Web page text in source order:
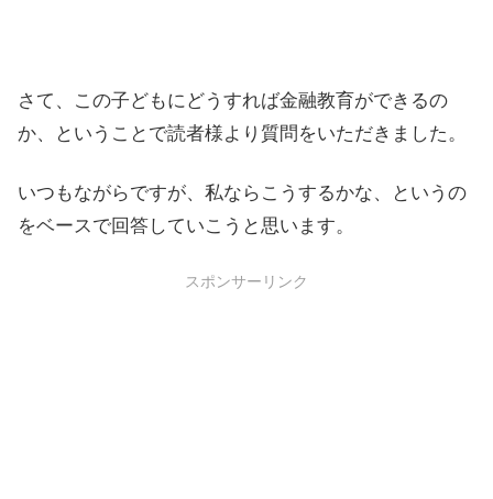
さて、この子どもにどうすれば金融教育ができるの
か、ということで読者様より質問をいただきました。
いつもながらですが、私ならこうするかな、というの
をベースで回答していこうと思います。
スポンサーリンク